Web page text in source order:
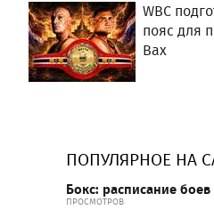
WBC
пояс для
Вах
ПОПУЛЯРНОЕ НА
Бокс: расписание боев
ПРОСМОТРОВ